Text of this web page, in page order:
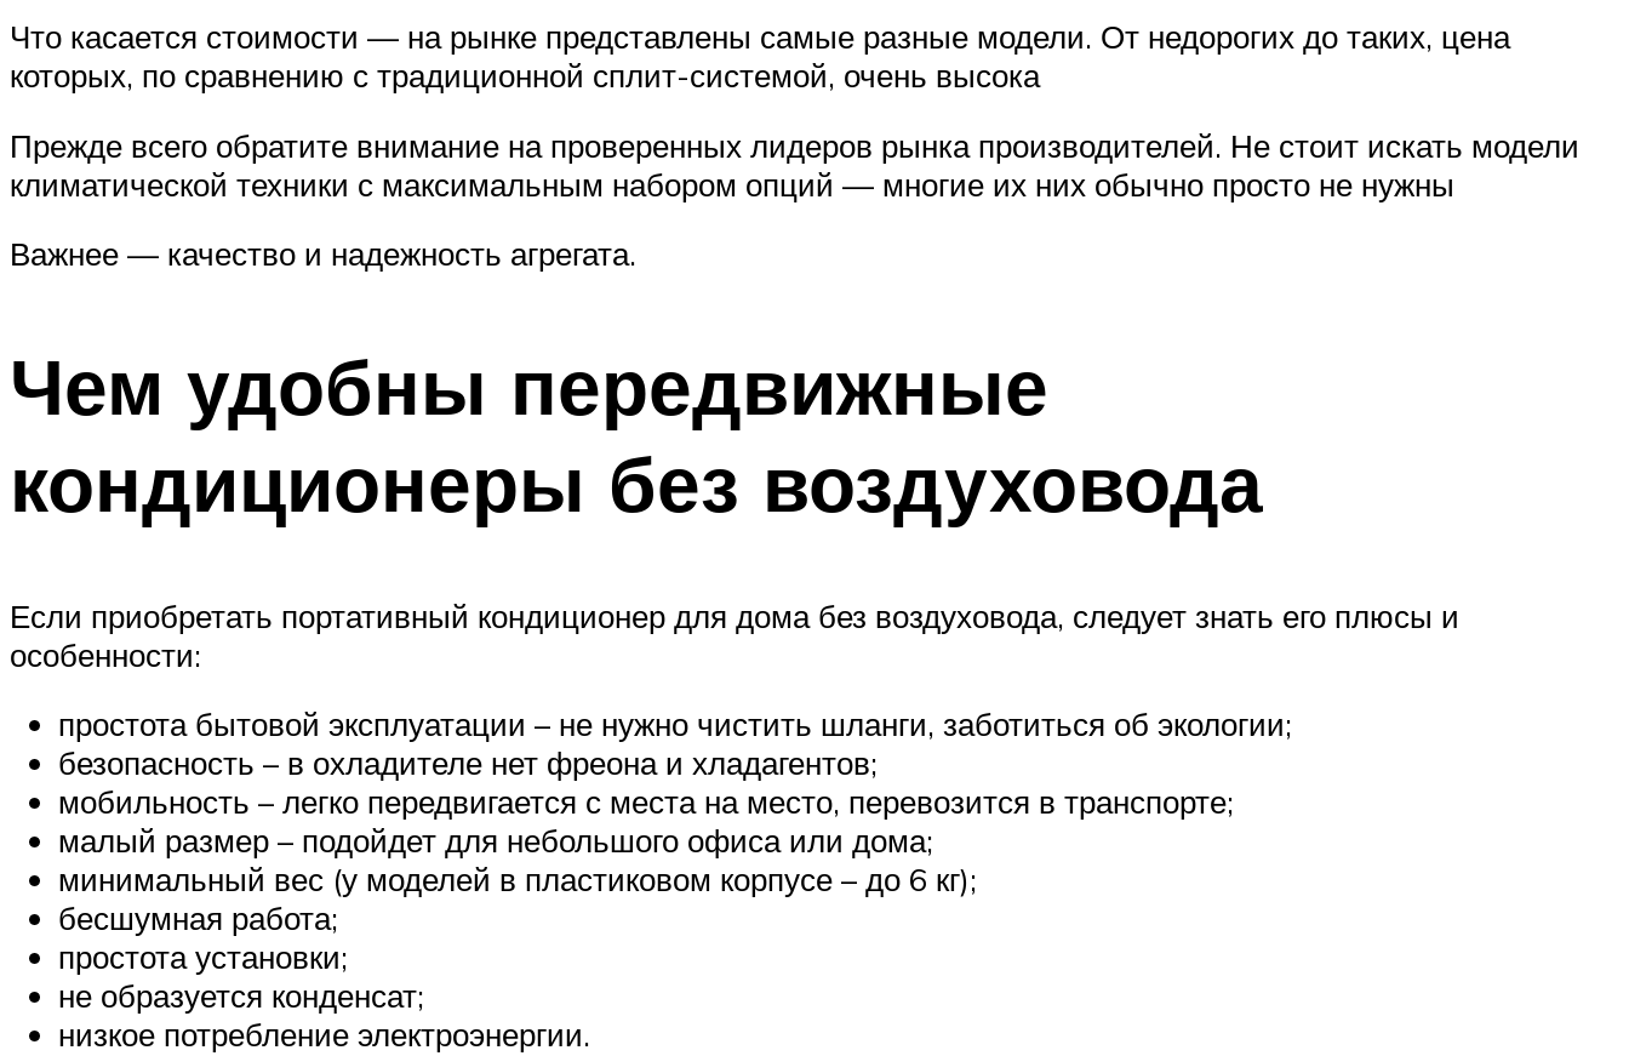
Что касается стоимости — на рынке представлены самые разные модели. От недорогих до таких, цена
которых, по сравнению с традиционной сплит-системой, очень высока
Прежде всего обратите внимание на проверенных лидеров рынка производителей. Не стоит искать модели
климатической техники с максимальным набором опций — многие их них обычно просто не нужны
Важнее — качество и надежность агрегата.
Чем удобны передвижные
кондиционеры без воздуховода
Если приобретать портативный кондиционер для дома без воздуховода, следует знать его плюсы и
особенности:
простота бытовой эксплуатации – не нужно чистить шланги, заботиться об экологии;
безопасность – в охладителе нет фреона и хладагентов;
мобильность – легко передвигается с места на место, перевозится в транспорте;
малый размер – подойдет для небольшого офиса или дома;
минимальный вес (у моделей в пластиковом корпусе – до 6 кг);
бесшумная работа;
простота установки;
не образуется конденсат;
низкое потребление электроэнергии.